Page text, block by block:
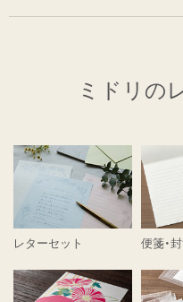
ミドリの
レターセット 便箋・